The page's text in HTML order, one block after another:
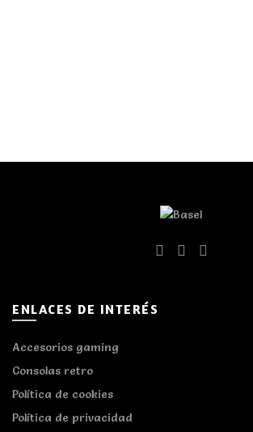
ENLACES DE INTERÉS
Accesorios gaming
Consolas retro
Política de cookies
Política de privacidad